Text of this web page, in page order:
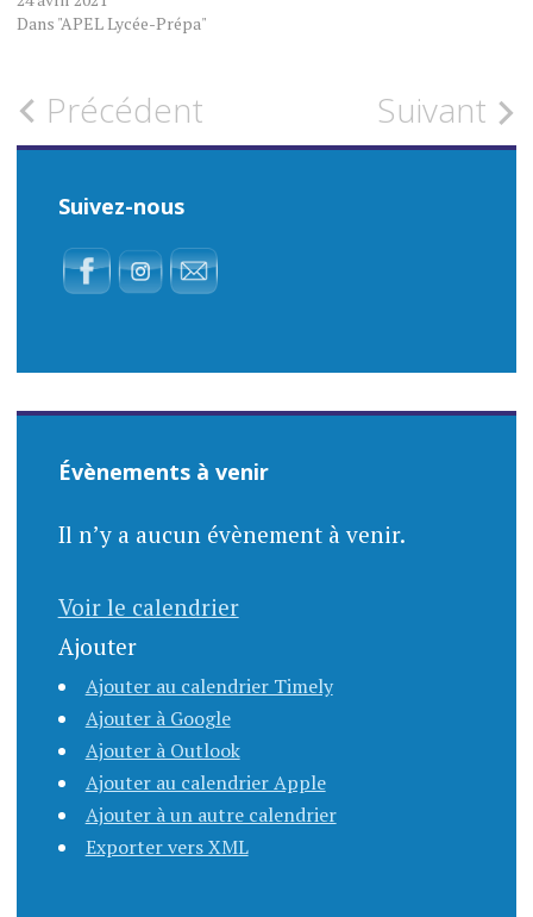
Dans "APEL Lycée-Prépa"
APEL
MATERNELLE-
LES PARENTS
CORRESPONDANTS
Précédent Suivant
Suivez-nous
Évènements à venir
Il n’y a aucun évènement à venir.
Voir le calendrier
Ajouter
Ajouter au calendrier Timely
Ajouter à Google
Ajouter à Outlook
Ajouter au calendrier Apple
Ajouter à un autre calendrier
Exporter vers XML